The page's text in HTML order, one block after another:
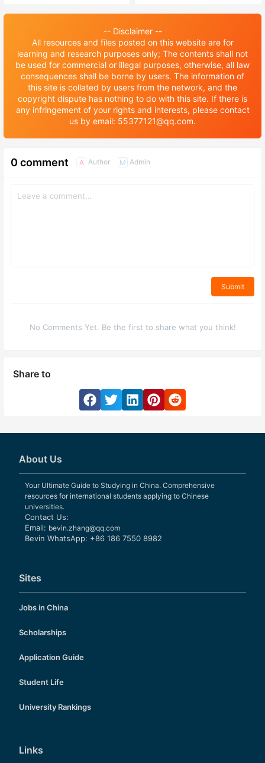
语言生招生简章
林省政府奖学金招生简章
-- Disclaimer --
All resources and files posted on this website are for
learning and research purposes only; The contents shall not
be used for commercial or illegal purposes, otherwise, all law
consequences shall be borne by users. The information of
this site is collated by users from the network, and the
copyright dispute has nothing to do with this site. If there is
any infringement of your rights and interests, please contact
us by email: 55377121@qq.com.
0 comment A Author M Admin
Submit
No Comments Yet. Be the first to share what you think!
Share to
About Us
Your Ultimate Guide to Studying in China. Comprehensive
resources for international students applying to Chinese
universities.
Contact Us:
Email: bevin.zhang@qq.com
Bevin WhatsApp: +86 186 7550 8982
Sites
Jobs in China
Scholarships
Application Guide
Student Life
University Rankings
Links